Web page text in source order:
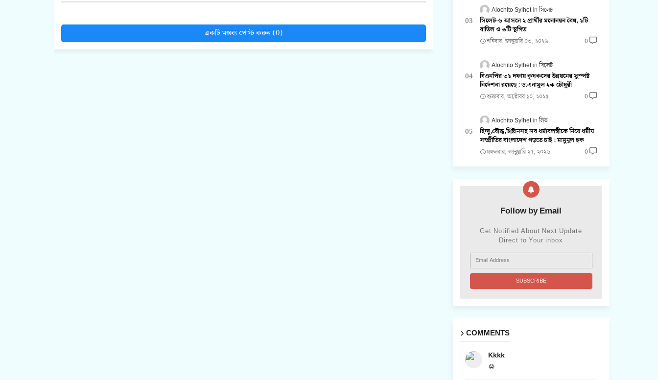
একটি মন্তব্য পোস্ট করুন (0)
Alochito Sylhet সিলেট
সিলেট-৬ আসনে ২ প্রার্থীর মনোনয়ন বৈধ, ১টি
বাতিল ও ৩টি স্থগিত
শনিবার, জানুয়ারি ০৩, ২০২৬ 0
Alochito Sylhet সিলেট
বিএনপির ৩১ দফায় কৃষকদের উন্নয়নের সুস্পষ্ট
নির্দেশনা রয়েছে : ড.এনামুল হক চৌধুরী
শুক্রবার, অক্টোবর ১০, ২০২৫ 0
Alochito Sylhet লিড
হিন্দু,বৌদ্ধ,খ্রিষ্টানসহ সব ধর্মাবলম্বীকে নিয়ে ধর্মীয়
সম্প্রীতির বাংলাদেশ গড়তে চাই : মামুনুল হক
মঙ্গলবার, জানুয়ারি ২৭, ২০২৬ 0
Follow by Email
Get Notified About Next Update
Direct to Your inbox
COMMENTS
Kkkk
😭